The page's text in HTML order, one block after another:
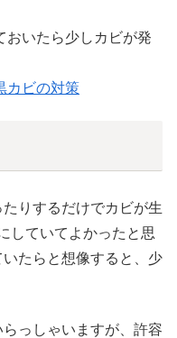
おいたら少しカビが発
カビの対策
りするだけでカビが生
していてよかったと思
たらと想像すると、少
っしゃいますが、許容